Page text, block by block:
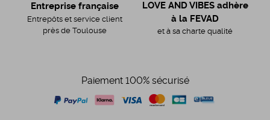
Entreprise française
Entrepôts et service client
près de Toulouse
LOVE AND VIBES adhère
à la FEVAD
et à sa charte qualité
Paiement 100% sécurisé